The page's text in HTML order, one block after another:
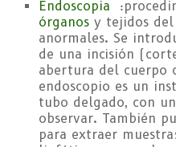
Endoscopia
órganos y tejidos del
anormales. Se
de una incisión
abertura del cuerpo
endoscopio es un
tubo delgado, con
observar. También
para extraer